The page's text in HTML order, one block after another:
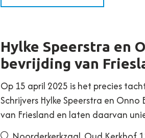
Hylke Speerstra en
bevrijding van
Op 15 april 2025 is het precies
Schrijvers Hylke Speerstra en
van Friesland en laten daarvan